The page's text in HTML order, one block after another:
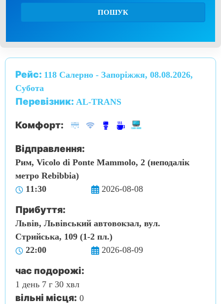
ПОШУК
Рейс: 118 Салерно - Запоріжжя, 08.08.2026,
Субота
Перевізник: AL-TRANS
Комфорт:
Відправлення:
Рим, Vicolo di Ponte Mammolo, 2 (неподалік
метро Rebibbia)
11:30
2026-08-08
Прибуття:
Львів, Львівський автовокзал, вул.
Стрийська, 109 (1-2 пл.)
22:00
2026-08-09
час подорожі:
1 день 7 г 30 хвл
вільні місця: 0